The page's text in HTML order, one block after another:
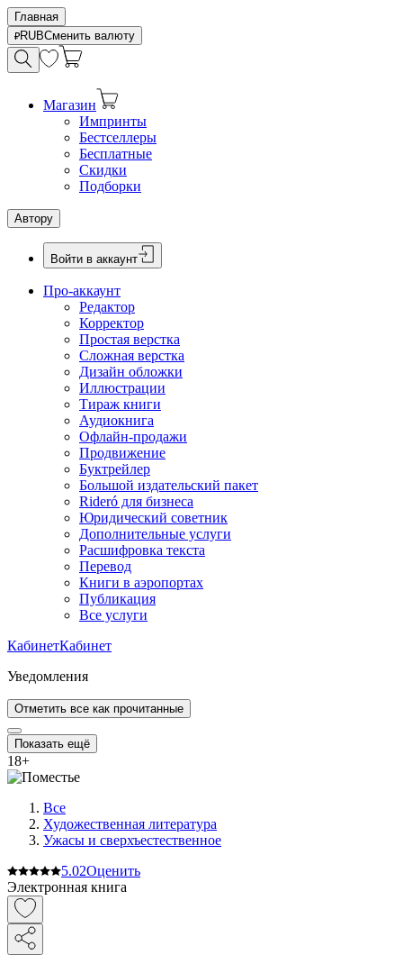
Главная
RUBСменить валюту
Магазин
Импринты
Бестселлеры
Бесплатные
Скидки
Подборки
Автору
Войти в аккаунт
Про-аккаунт
Редактор
Корректор
Простая верстка
Сложная верстка
Дизайн обложки
Иллюстрации
Тираж книги
Аудиокнига
Офлайн-продажи
Продвижение
Буктрейлер
Большой издательский пакет
Rideró для бизнеса
Юридический советник
Дополнительные услуги
Расшифровка текста
Перевод
Книги в аэропортах
Публикация
Все услуги
КабинетКабинет
Уведомления
Отметить все как прочитанные
Показать ещё
18+
Все
Художественная литература
Ужасы и сверхъестественное
5.02Оценить
Электронная книга